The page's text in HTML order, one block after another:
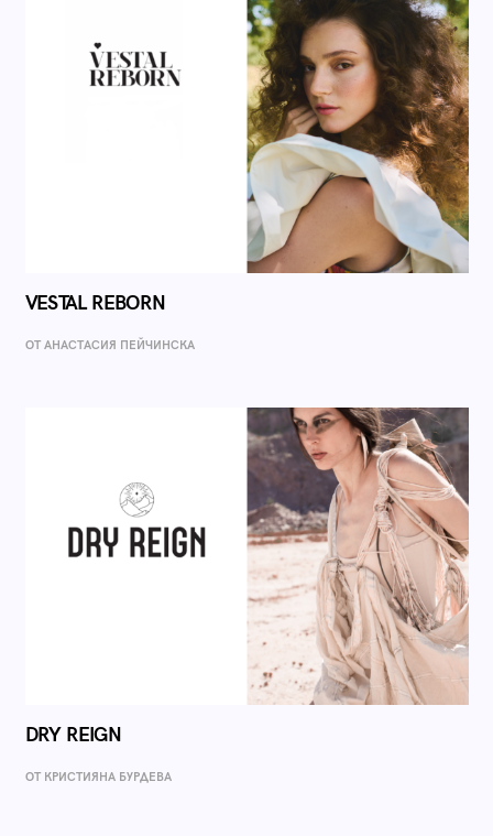
VESTAL REBORN
ОТ AНАСТАСИЯ ПЕЙЧИНСКА
DRY REIGN
ОТ КРИСТИЯНА БУРДЕВА